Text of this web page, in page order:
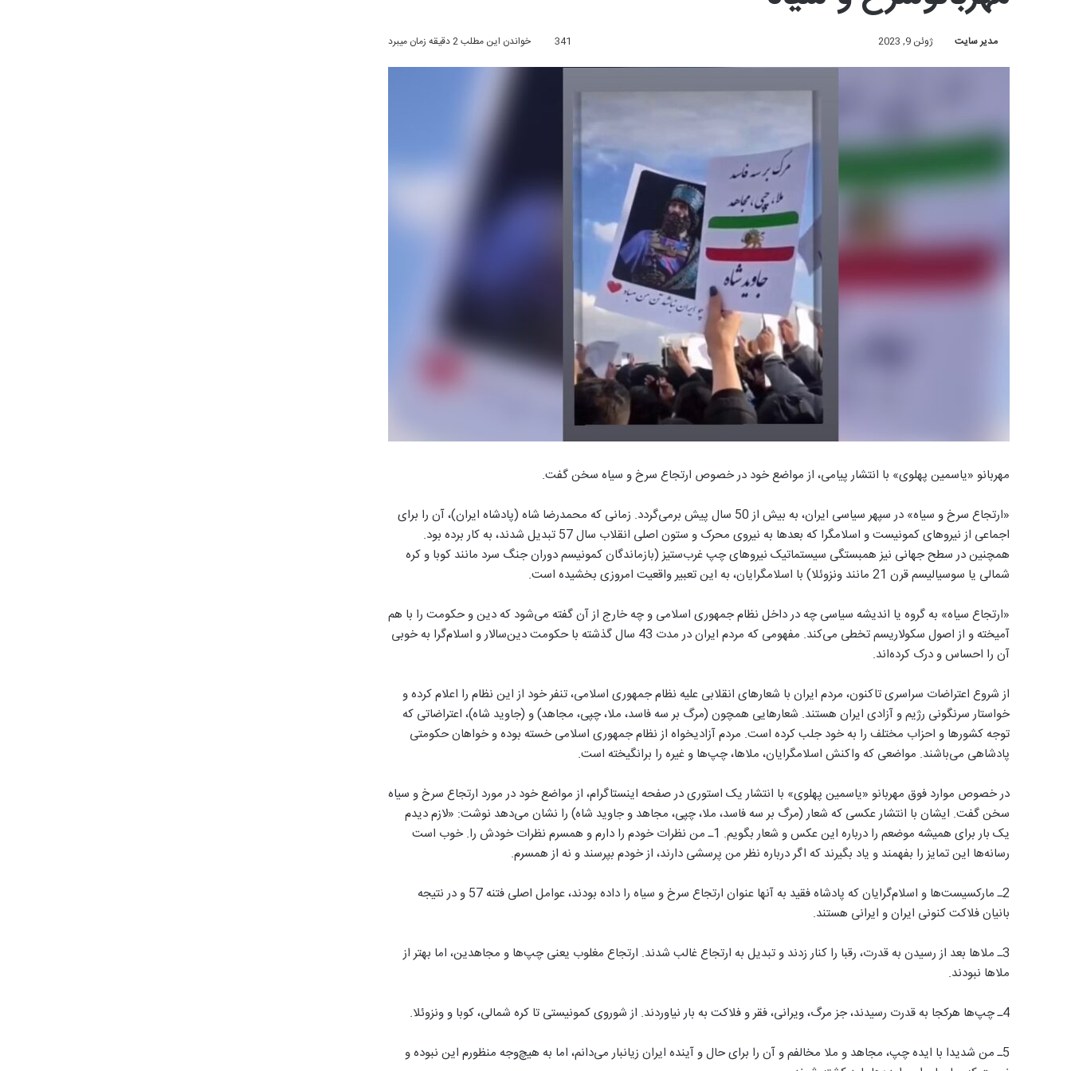
مدیر سایت ژوئن 9, 2023 341 خواندن این مطلب 2 دقیقه زمان میبرد
مهربانو «یاسمین پهلوی» با انتشار پیامی، از مواضع خود در خصوص ارتجاع سرخ و سیاه سخن گفت.
«ارتجاع سرخ و سیاه» در سپهر سیاسی ایران، به بیش از 50 سال پیش برمی‌گردد. زمانی که محمدرضا شاه (پادشاه ایران)، آن را برای
اجماعی از نیروهای کمونیست و اسلامگرا که بعدها به نیروی محرک و ستون اصلی انقلاب سال 57 تبدیل شدند، به کار برده بود.
همچنین در سطح جهانی نیز همبستگی سیستماتیک نیروهای چپ غرب‌ستیز (بازماندگان کمونیسم دوران جنگ سرد مانند کوبا و کره
شمالی یا سوسیالیسم قرن 21 مانند ونزوئلا) با اسلامگرایان، به این تعبیر واقعیت امروزی بخشیده است.
«ارتجاع سیاه» به گروه یا اندیشه سیاسی چه در داخل نظام جمهوری اسلامی و چه خارج از آن گفته می‌شود که دین و حکومت را با هم
آمیخته و از اصول سکولاریسم تخطی می‌کند. مفهومی که مردم ایران در مدت 43 سال گذشته با حکومت دین‌سالار و اسلام‌گرا به خوبی
آن را احساس و درک کرده‌اند.
از شروع اعتراضات سراسری تاکنون، مردم ایران با شعارهای انقلابی علیه نظام جمهوری اسلامی، تنفر خود از این نظام را اعلام کرده و
خواستار سرنگونی رژیم و آزادی ایران هستند. شعارهایی همچون (مرگ بر سه فاسد، ملا، چپی، مجاهد) و (جاوید شاه)، اعتراضاتی که
توجه کشورها و احزاب مختلف را به خود جلب کرده است. مردم آزادیخواه از نظام جمهوری اسلامی خسته بوده و خواهان حکومتی
پادشاهی می‌باشند. مواضعی که واکنش اسلامگرایان، ملاها، چپ‌ها و غیره را برانگیخته است.
در خصوص موارد فوق مهربانو «یاسمین پهلوی» با انتشار یک استوری در صفحه اینستاگرام، از مواضع خود در مورد ارتجاع سرخ و سیاه
سخن گفت. ایشان با انتشار عکسی که شعار (مرگ بر سه فاسد، ملا، چپی، مجاهد و جاوید شاه) را نشان می‌دهد نوشت: «لازم دیدم
یک بار برای همیشه موضعم را درباره این عکس و شعار بگویم. 1ـ من نظرات خودم را دارم و همسرم نظرات خودش را. خوب است
رسانه‌ها این تمایز را بفهمند و یاد بگیرند که اگر درباره نظر من پرسشی دارند، از خودم بپرسند و نه از همسرم.
2ـ مارکسیست‌ها و اسلام‌گرایان که پادشاه فقید به آنها عنوان ارتجاع سرخ و سیاه را داده بودند، عوامل اصلی فتنه 57 و در نتیجه
بانیان فلاکت کنونی ایران و ایرانی هستند.
3ـ ملاها بعد از رسیدن به قدرت، رقبا را کنار زدند و تبدیل به ارتجاع غالب شدند. ارتجاع مغلوب یعنی چپ‌ها و مجاهدین، اما بهتر از
ملاها نبودند.
4ـ چپ‌ها هرکجا به قدرت رسیدند، جز مرگ، ویرانی، فقر و فلاکت به بار نیاوردند. از شوروی کمونیستی تا کره شمالی، کوبا و ونزوئلا.
5ـ من شدیدا با ایده چپ، مجاهد و ملا مخالفم و آن را برای حال و آینده ایران زیانبار می‌دانم، اما به هیچ‌وجه منظورم این نبوده و